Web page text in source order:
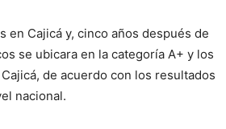
en Cajicá y, cinco años después de
se ubicara en la categoría A+ y los
de acuerdo con los resultados
nacional.